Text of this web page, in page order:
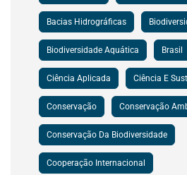
Bacias Hidrográficas
Biodiversidade Aquática Brasil
Ciência Aplicada Ciência E
Conservação Conservação
Conservação Da Biodiversidade
Cooperação Internacional